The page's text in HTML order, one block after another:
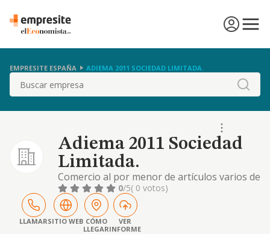
EMPRESITE ESPAÑA ADIEMA 2011 SOCIEDAD LIMITADA.
Buscar
Adiema 2011 Sociedad
Limitada.
Comercio al por menor de artículos varios de
bazar, artículos de moda, complementos,
marroquinería, artículos de decoración, textil
del hogar, mobiliario y colchones. servicios
de restauración, bars, restaurantes
0/5( 0 votos)
LLAMARSITIO WEB CÓMO
LLEGAR
VER
INFORME